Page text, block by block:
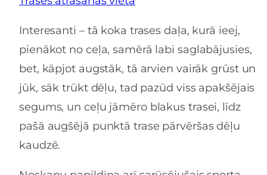
Interesanti – tā koka trases daļa, kurā ieej,
pienākot no ceļa, samērā labi saglabājusies,
bet, kāpjot augstāk, tā arvien vairāk grūst un
jūk, sāk trūkt dēļu, tad pazūd viss apakšējais
segums, un ceļu jāmēro blakus trasei, līdz
pašā augšējā punktā trase pārvēršas dēļu
kaudzē.